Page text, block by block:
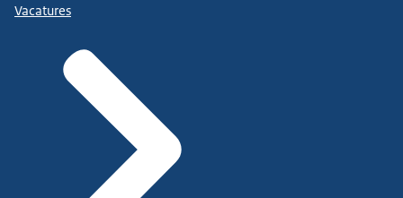
Vacatures